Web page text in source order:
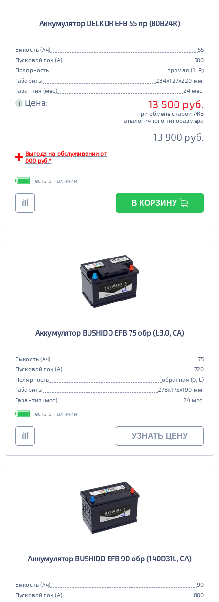
Аккумулятор DELKOR EFB 55 пр (80B24R)
Емкость (Ач)
55
Пусковой ток (А)
500
Полярность
прямая (1, R)
Габариты
234x127x220 мм.
Гарантия (мес)
24 мес.
i Цена: 13 500 руб.
при обмене старой АКБ
аналогичного типоразмера
13 900 руб.
Выгода на обслуживании от
600 руб.*
есть в наличии
В КОРЗИНУ
Аккумулятор BUSHIDO EFB 75 обр (L3.0, CA)
Емкость (Ач)
75
Пусковой ток (А)
720
Полярность
обратная (0, L)
Габариты
278x175x190 мм.
Гарантия (мес)
24 мес.
есть в наличии
УЗНАТЬ ЦЕНУ
Аккумулятор BUSHIDO EFB 90 обр (140D31L, CA)
Емкость (Ач)
90
Пусковой ток (А)
800